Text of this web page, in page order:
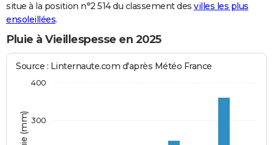
situe à la position n°2 514 du classement des villes les plus
ensoleillées.
Pluie à Vieillespesse en 2025
Source : Linternaute.com d'après Météo France
300
400